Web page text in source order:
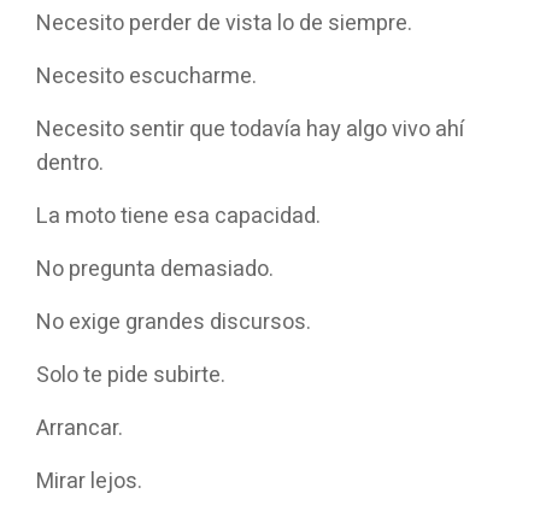
Necesito perder de vista lo de siempre.
Necesito escucharme.
Necesito sentir que todavía hay algo vivo ahí
dentro.
La moto tiene esa capacidad.
No pregunta demasiado.
No exige grandes discursos.
Solo te pide subirte.
Arrancar.
Mirar lejos.